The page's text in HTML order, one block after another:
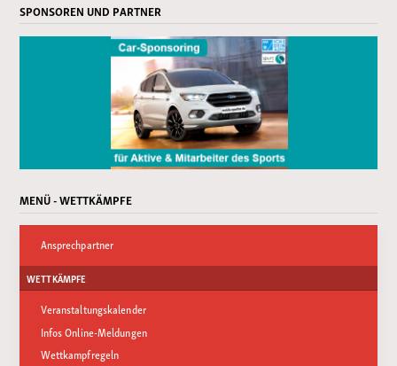
SPONSOREN UND PARTNER
MENÜ - WETTKÄMPFE
Ansprechpartner
WETTKÄMPFE
Veranstaltungskalender
Infos Online-Meldungen
Wettkampfregeln